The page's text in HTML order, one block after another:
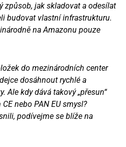
způsob, jak skladovat a odesílat
budovat vlastní infrastrukturu.
na Amazonu pouze
do mezinárodních center
dosáhnout rychlé a
Ale kdy dává takový „přesun“
nebo PAN EU smysl?
podívejme se blíže na